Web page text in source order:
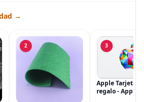
→
2 3
Apple Tarjeta
regalo - App